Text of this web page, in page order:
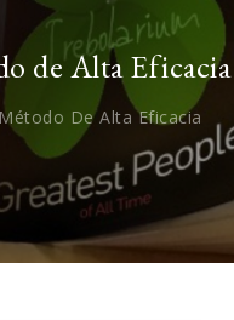
de Alta Eficacia
De Alta Eficacia